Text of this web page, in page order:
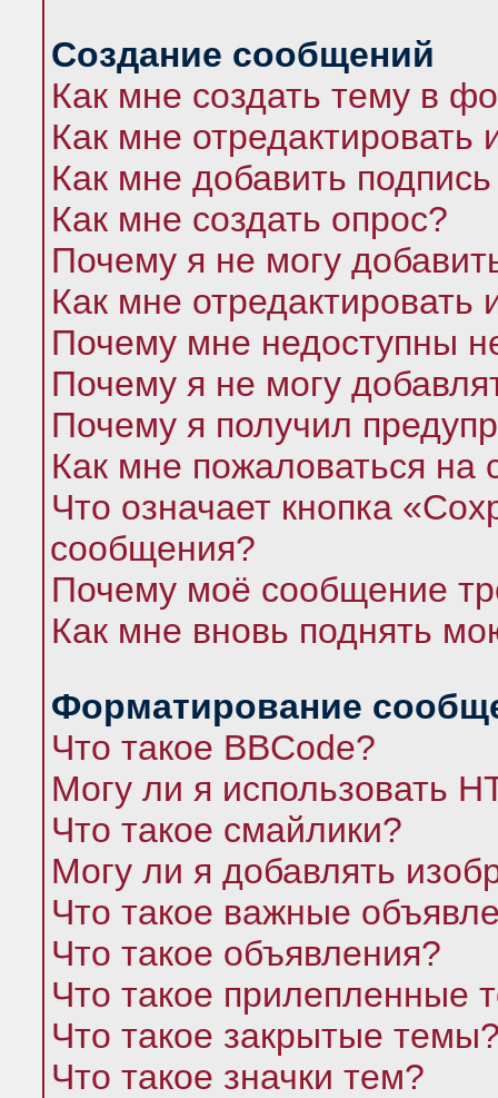
Создание сообщений
Как мне создать тему в
Как мне
Как мне добавить
Как мне создать опрос?
Почему я не могу
Как мне отредактировать
Почему мне недоступны
Почему я не могу
Почему я получил
Как мне пожаловаться
Что означает кнопка
сообщения?
Почему моё сообщение
Как мне вновь поднять
Форматирование
Что такое BBCode?
Могу ли я использовать
Что такое смайлики?
Могу ли я добавлять
Что такое важные
Что такое объявления?
Что такое прилепленные
Что такое закрытые
Что такое значки тем?